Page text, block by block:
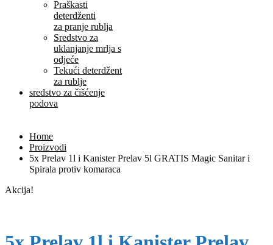
Praškasti
deterdženti
za pranje rublja
Sredstvo za
uklanjanje mrlja s
odjeće
Tekući deterdžent
za rublje
sredstvo za čišćenje
podova
Home
Proizvodi
5x Prelav 1l i Kanister Prelav 5l GRATIS Magic Sanitar i
Spirala protiv komaraca
Akcija!